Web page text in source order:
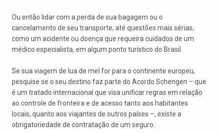
Ou então lidar com a perda de sua bagagem ou o
cancelamento de seu transporte, até questões mais sérias,
como um acidente ou doença que requeira cuidados de um
médico especialista, em algum ponto turístico do Brasil.
Se sua viagem de lua de mel for para o continente europeu,
pesquise se o seu destino faz parte do Acordo Schengen – que
é um tratado internacional que visa unificar regras em relação
ao controle de fronteira e de acesso tanto aos habitantes
locais, quanto aos viajantes de outros países –, existe a
obrigatoriedade de contratação de um seguro.